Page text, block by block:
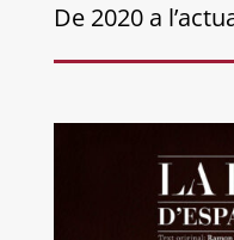
De 2020 a